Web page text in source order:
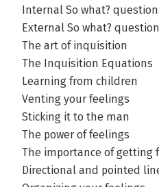
Internal So what?
External So what?
The art of inquisition
The Inquisition Equations
Learning from children
Venting your feelings
Sticking it to the man
The power of feelings
The importance of getting
Directional and pointed